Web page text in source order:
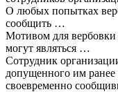
О любых попытках
сообщить …
Мотивом для вербовки
могут являться …
Сотрудник
допущенного им ранее
своевременно